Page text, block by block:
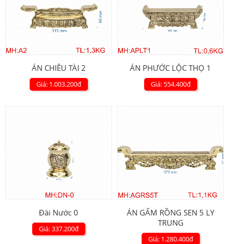
ÁN CHIÊU TÀI 2
Giá: 1.003.200đ
ÁN PHƯỚC LỘC THỌ 1
Giá: 554.400đ
Đài Nước 0
Giá: 337.200đ
ÁN GẤM RỒNG SEN 5 LY
TRUNG
Giá: 1.280.400đ